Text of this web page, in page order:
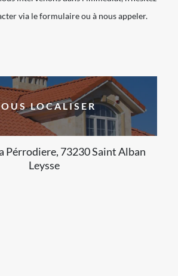
via le formulaire ou à nous appeler.
LOCALISER
Pérrodiere, 73230 Saint Alban
Leysse